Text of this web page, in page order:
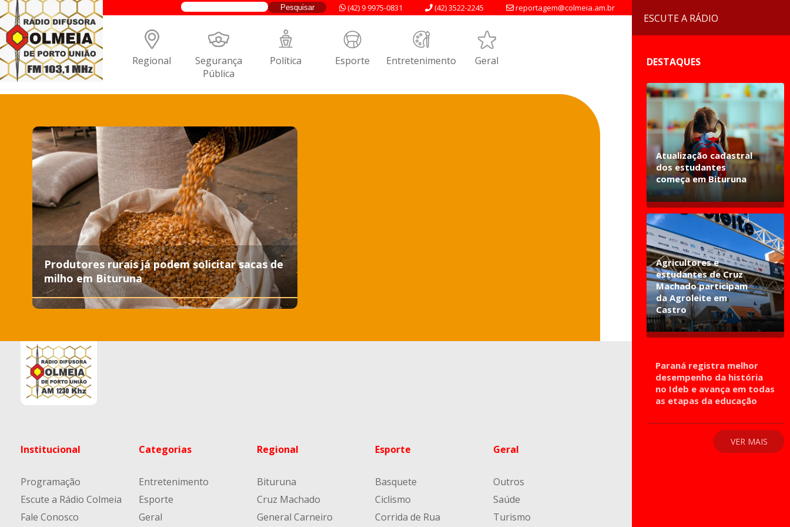
reportagem@colmeia.am.br
(42) 3522-2245
(42) 9 9975-0831
Regional Segurança
Pública
Política Esporte Entretenimento Geral
Produtores rurais já podem solicitar sacas de
milho em Bituruna
Institucional
Programação
Escute a Rádio Colmeia
Fale Conosco
Categorias
Entretenimento
Esporte
Geral
Regional
Bituruna
Cruz Machado
General Carneiro
Esporte
Basquete
Ciclismo
Corrida de Rua
Geral
Outros
Saúde
Turismo
ESCUTE A RÁDIO
DESTAQUES
Atualização cadastral
dos estudantes
começa em Bituruna
Agricultores e
estudantes de Cruz
Machado participam
da Agroleite em
Castro
Paraná registra melhor
desempenho da história
no Ideb e avança em todas
as etapas da educação
VER MAIS